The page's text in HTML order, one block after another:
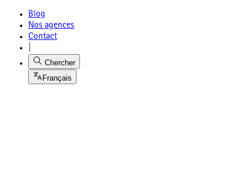
Blog
Nos agences
Contact
Chercher
Français